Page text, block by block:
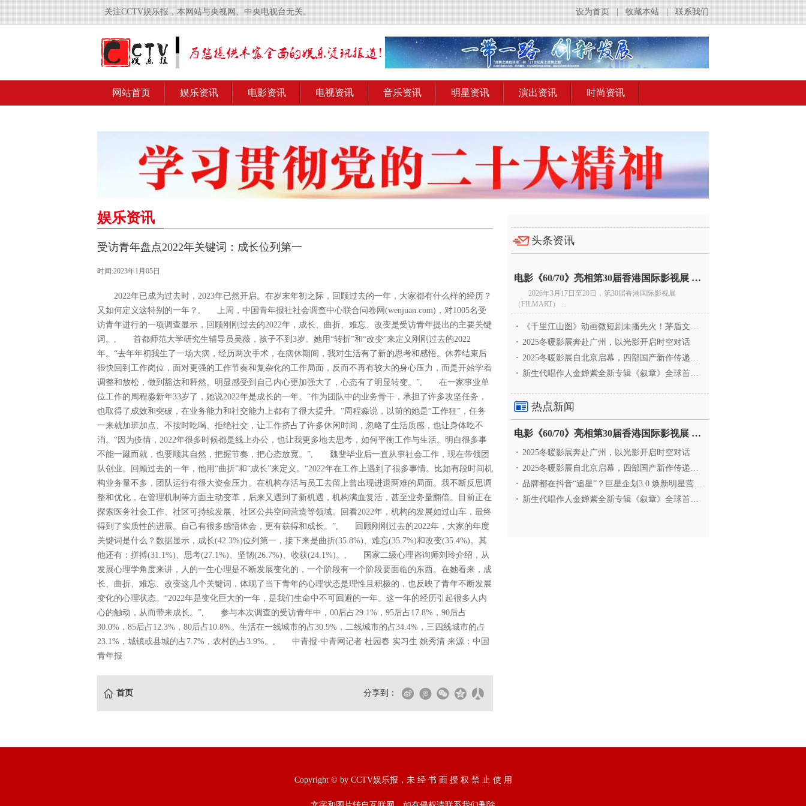
关注CCTV娱乐报，本网站与央视网、中央电视台无关。 联系我们
收藏本站
设为首页
网站首页 娱乐资讯 电影资讯 电视资讯 音乐资讯 明星资讯 演出资讯 时尚资讯
娱乐资讯
受访青年盘点2022年关键词：成长位列第一
时间:2023年1月05日
2022年已成为过去时，2023年已然开启。在岁末年初之际，回顾过去的一年，大家都有什么样的经历？
又如何定义这特别的一年？, 上周，中国青年报社社会调查中心联合问卷网(wenjuan.com)，对1005名受
访青年进行的一项调查显示，回顾刚刚过去的2022年，成长、曲折、难忘、改变是受访青年提出的主要关键
词。, 首都师范大学研究生辅导员吴薇，孩子不到3岁。她用“转折”和“改变”来定义刚刚过去的2022
年。“去年年初我生了一场大病，经历两次手术，在病休期间，我对生活有了新的思考和感悟。休养结束后
很快回到工作岗位，面对更强的工作节奏和复杂化的工作局面，反而不再有较大的身心压力，而是开始学着
调整和放松，做到豁达和释然。明显感受到自己内心更加强大了，心态有了明显转变。”, 在一家事业单
位工作的周程淼新年33岁了，她说2022年是成长的一年。“作为团队中的业务骨干，承担了许多攻坚任务，
也取得了成效和突破，在业务能力和社交能力上都有了很大提升。”周程淼说，以前的她是“工作狂”，任务
一来就加班加点、不按时吃喝、拒绝社交，让工作挤占了许多休闲时间，忽略了生活质感，也让身体吃不
消。“因为疫情，2022年很多时候都是线上办公，也让我更多地去思考，如何平衡工作与生活。明白很多事
不能一蹴而就，也要顺其自然，把握节奏，把心态放宽。”, 魏斐毕业后一直从事社会工作，现在带领团
队创业。回顾过去的一年，他用“曲折”和“成长”来定义。“2022年在工作上遇到了很多事情。比如有段时间机
构业务量不多，团队运行有很大资金压力。在机构存活与员工去留上曾出现进退两难的局面。我不断反思调
整和优化，在管理机制等方面主动变革，后来又遇到了新机遇，机构满血复活，甚至业务量翻倍。目前正在
探索医务社会工作、社区可持续发展、社区公共空间营造等领域。回看2022年，机构的发展如过山车，最终
得到了实质性的进展。自己有很多感悟体会，更有获得和成长。”, 回顾刚刚过去的2022年，大家的年度
关键词是什么？数据显示，成长(42.3%)位列第一，接下来是曲折(35.8%)、难忘(35.7%)和改变(35.4%)。其
他还有：拼搏(31.1%)、思考(27.1%)、坚韧(26.7%)、收获(24.1%)。, 国家二级心理咨询师刘玲介绍，从
发展心理学角度来讲，人的一生心理是不断发展变化的，一个阶段有一个阶段要面临的东西。在她看来，成
长、曲折、难忘、改变这几个关键词，体现了当下青年的心理状态是理性且积极的，也反映了青年不断发展
变化的心理状态。“2022年是变化巨大的一年，是我们生命中不可回避的一年。这一年的经历引起很多人内
心的触动，从而带来成长。”, 参与本次调查的受访青年中，00后占29.1%，95后占17.8%，90后占
30.0%，85后占12.3%，80后占10.8%。生活在一线城市的占30.9%，二线城市的占34.4%，三四线城市的占
23.1%，城镇或县城的占7.7%，农村的占3.9%。, 中青报·中青网记者 杜园春 实习生 姚秀清 来源：中国
青年报
首页 分享到：
头条资讯
电影《60/70》亮相第30届香港国际影视展 冲刺戛纳备
2026年3月17日至20日，第30届香港国际影视展
（FILMART） ...
·
《千里江山图》动画微短剧未播先火！茅盾文学奖IP首
· 2025冬暖影展奔赴广州，以光影开启时空对话
· 2025冬暖影展自北京启幕，四部国产新作传递银幕温情
· 新生代唱作人金婵紫全新专辑《叙章》全球首发，颠覆
热点新闻
电影《60/70》亮相第30届香港国际影视展 冲刺戛纳备
· 2025冬暖影展奔赴广州，以光影开启时空对话
· 2025冬暖影展自北京启幕，四部国产新作传递银幕温情
· 品牌都在抖音“追星”？巨星企划3.0 焕新明星营销，让
· 新生代唱作人金婵紫全新专辑《叙章》全球首发，颠覆
Copyright © by CCTV娱乐报，未 经 书 面 授 权 禁 止 使 用